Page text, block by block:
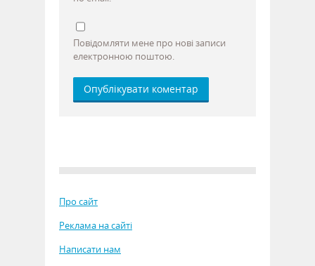
Повідомляти мене про нові записи
електронною поштою.
Про сайт
Реклама на сайті
Написати нам